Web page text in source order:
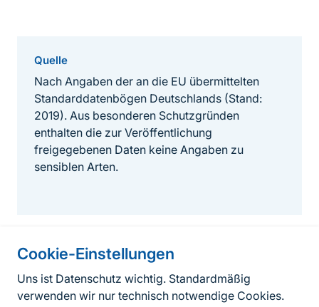
Cookie-Einstellungen
Uns ist Datenschutz wichtig. Standardmäßig
verwenden wir nur technisch notwendige Cookies.
Quelle
Nach Angaben der an die EU übermittelten
Standarddatenbögen Deutschlands (Stand:
2019). Aus besonderen Schutzgründen
enthalten die zur Veröffentlichung
freigegebenen Daten keine Angaben zu
sensiblen Arten.
Informationen zur Seite
FußzeileKontakt zum BfN